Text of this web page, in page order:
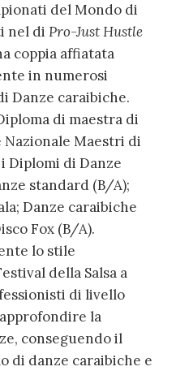
del Mondo di
nel di Pro-Just Hustle
coppia affiatata
in numerosi
Danze caraibiche.
di maestra di
Nazionale Maestri di
Diplomi di Danze
standard (B/A);
Danze caraibiche
Fox (B/A).
lo stile
della Salsa a
di livello
la
conseguendo il
di danze caraibiche e